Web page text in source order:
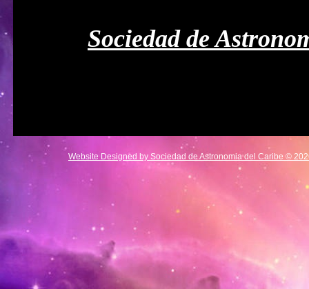
Sociedad de
Website Designed by Sociedad de Astronomia del Caribe ©